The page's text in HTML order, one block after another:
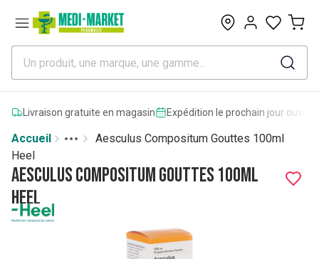
0
Livraison gratuite en magasin Expédition le prochain jour
Accueil
More
Toggle menu
Aesculus Compositum Gouttes 100ml
Heel
Aesculus Compositum Gouttes 100ml
Heel